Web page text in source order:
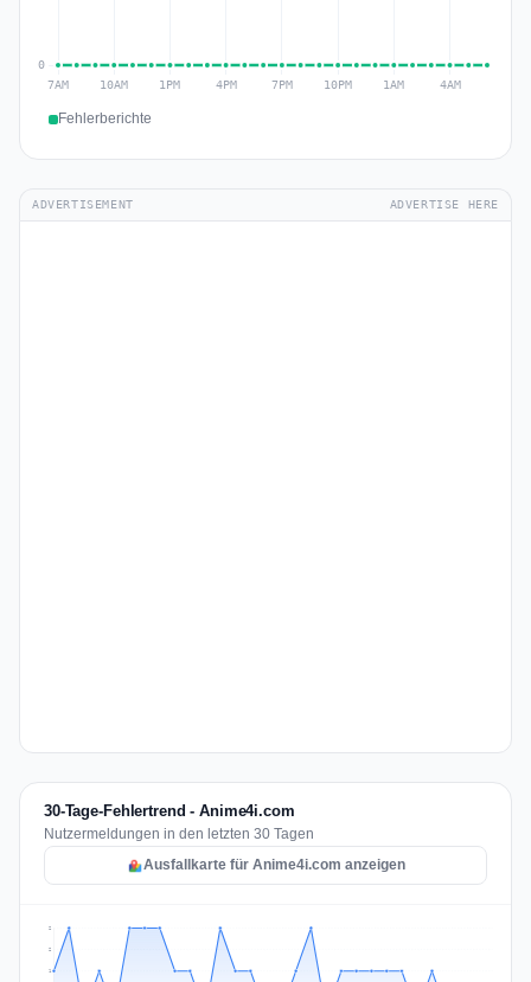
Fehlerberichte
ADVERTISEMENT ADVERTISE HERE
30-Tage-Fehlertrend - Anime4i.com
Nutzermeldungen in den letzten 30 Tagen
Ausfallkarte für Anime4i.com anzeigen
1
2
2